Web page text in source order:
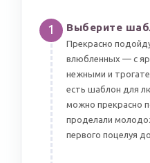
1 Выберите
Прекрасно
влюбленных — с
нежными и
есть шаблон для
можно прекрасно
проделали
первого поцелуя